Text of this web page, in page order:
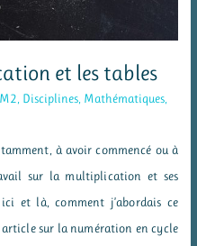
et les tables
, Disciplines, Mathématiques,
à avoir commencé ou à
sur la multiplication et ses
ici et là, comment j’abordais ce
article sur la numération en cycle